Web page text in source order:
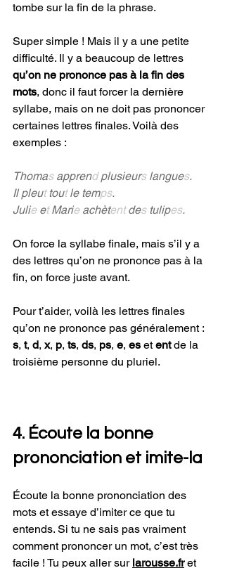
tombe sur la fin de la phrase.
Super simple ! Mais il y a une petite
difficulté. Il y a beaucoup de lettres
qu’on ne prononce pas à la fin des
mots, donc il faut forcer la dernière
syllabe, mais on ne doit pas prononcer
certaines lettres finales. Voilà des
exemples :
Thomas apprend plusieurs langues.
Il pleut tout le temps.
Julie et Marie achètent des tulipes.
On force la syllabe finale, mais s’il y a
des lettres qu’on ne prononce pas à la
fin, on force juste avant.
Pour t’aider, voilà les lettres finales
qu’on ne prononce pas généralement :
s, t, d, x, p, ts, ds, ps, e, es et ent de la
troisième personne du pluriel.
4. Écoute la bonne
prononciation et imite-la
Écoute la bonne prononciation des
mots et essaye d’imiter ce que tu
entends. Si tu ne sais pas vraiment
comment prononcer un mot, c’est très
facile ! Tu peux aller sur larousse.fr et